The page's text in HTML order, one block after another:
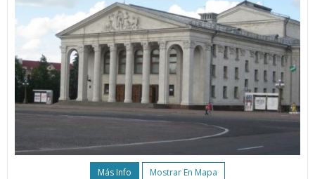
Más Info Mostrar En Mapa